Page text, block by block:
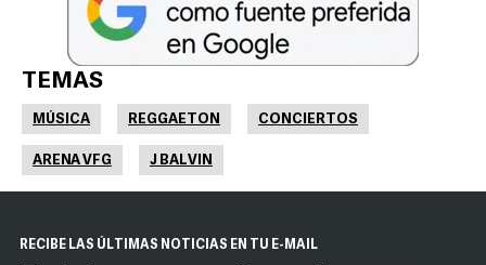
TEMAS
MÚSICA REGGAETON CONCIERTOS
ARENA VFG J BALVIN
RECIBE LAS ÚLTIMAS NOTICIAS EN TU E-MAIL